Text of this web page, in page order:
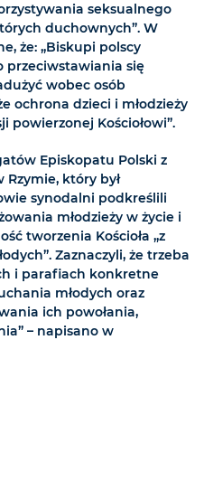
seksualnego
duchownych”. W
że: „Biskupi polscy
przeciwstawiania się
wobec osób
ochrona dzieci i młodzieży
powierzonej Kościołowi”.
Episkopatu Polski z
który był
synodalni podkreślili
młodzieży w życie i
tworzenia Kościoła „z
Zaznaczyli, że trzeba
i parafiach konkretne
młodych oraz
ich powołania,
– napisano w